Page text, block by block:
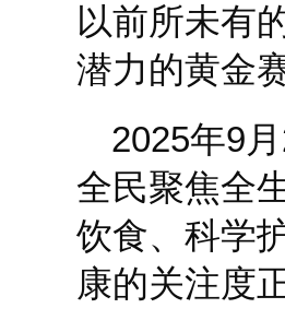
以前所未有
潜力的黄金
2025年9
全民聚焦全
饮食、科学
康的关注度